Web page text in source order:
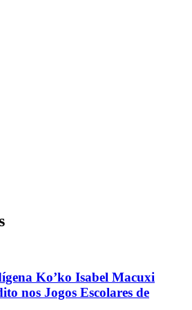
Ko’ko Isabel Macuxi
nos Jogos Escolares de